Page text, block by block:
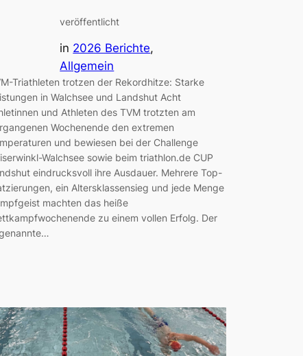
veröffentlicht
in 2026 Berichte
Allgemein
Triathleten trotzen der Rekordhitze: Starke
in Walchsee und Landshut Acht
und Athleten des TVM trotzten am
Wochenende den extremen
und bewiesen bei der Challenge
Walchsee sowie beim triathlon.de CUP
eindrucksvoll ihre Ausdauer. Mehrere Top-
ein Altersklassensieg und jede Menge
machten das heiße
zu einem vollen Erfolg. Der